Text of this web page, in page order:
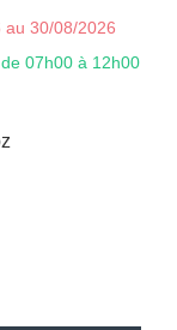
au 30/08/2026
07h00 à 12h00